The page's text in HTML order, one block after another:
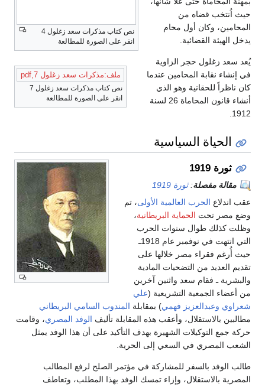
نص كتاب مذكرات سعد زغلول 4
انقر على الصورة للمطالعة
ملف:مذكرات سعد زغلول 7,pdf
نص كتاب مذكرات سعد زغلول 7
انقر على الصورة للمطالعة
حيث اُنتخب قضاه من
المحامين، وكان أول محام
يدخل الهيئة القضائية.
يُعد سعد زغلول حجر الزاوية
في إنشاء نقابة المحامين عندما
كان ناظراً للحقانية وهو الذي
أنشاء قانون المحاماة 26 لسنة
1912.
الحياة السياسية
ثورة 1919
مقالة مفصلة:ثورة 1919
عقب اندلاع الحرب العالمية الأولى، تم
وضع مصر تحت الحماية البريطانية،
وظلت كذلك طوال سنوات الحرب
التي انتهت في نوفمبر عام 1918ـ
حيث أُرغم فقراء مصر خلالها على
تقديم العديد من التضحيات المادية
والبشرية ـ فقام سعد واثنين آخرين
من أعضاء الجمعية التشريعية (علي
شعراوي وعبدالعزيز فهمي) بمقابلة المندوب السامي البريطاني
مطالبين بالاستقلال، وأعقب هذه المقابلة تأليف الوفد المصري، وقامت
حركة جمع التوكيلات الشهيرة بهدف التأكيد على أن هذا الوفد يمثل
الشعب المصري في السعي إلى الحرية.
طالب الوفد بالسفر للمشاركة في مؤتمر الصلح لرفع المطالب
المصرية بالاستقلال، وإزاء تمسك الوفد بهذا المطلب، وتعاطف